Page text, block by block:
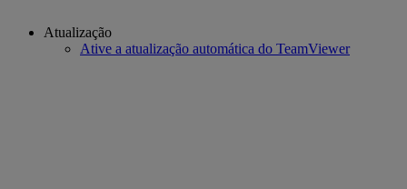
Atualização
Ative a atualização automática do TeamViewer